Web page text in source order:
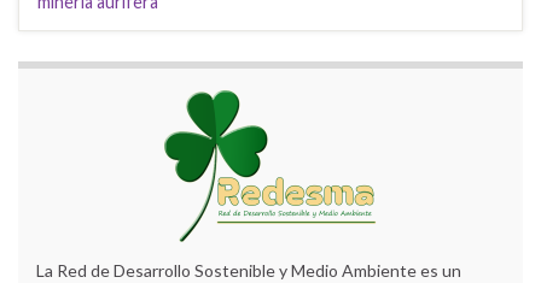
La Red de Desarrollo Sostenible y Medio Ambiente es un